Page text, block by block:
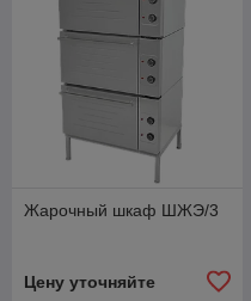
Жарочный шкаф ШЖЭ/3
Цену уточняйте